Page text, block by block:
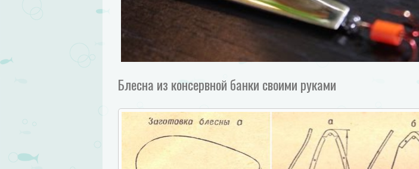
Блесна из консервной банки своими руками